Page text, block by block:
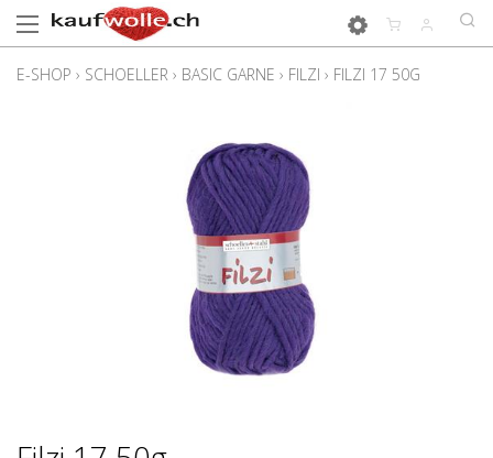
E-SHOP › SCHOELLER › BASIC GARNE › FILZI › FILZI 17 50G